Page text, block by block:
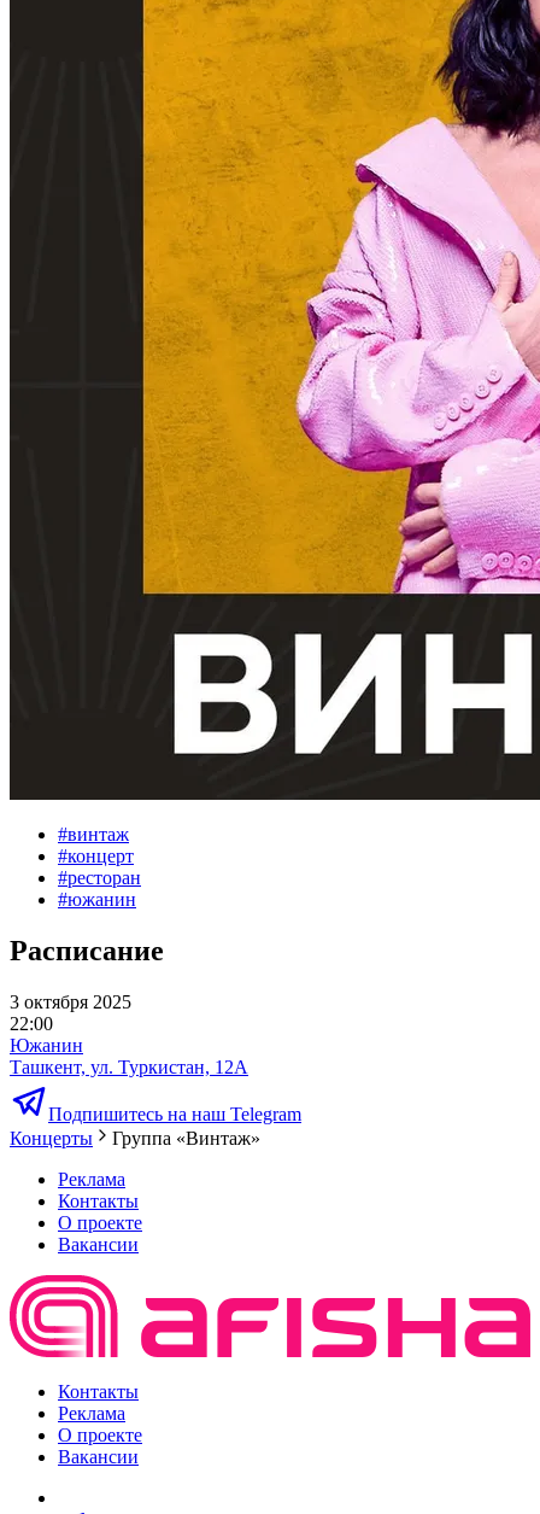
#винтаж
#концерт
#ресторан
#южанин
Расписание
3 октября 2025
22:00
Южанин
Ташкент, ул. Туркистан, 12А
Подпишитесь на наш Telegram
Концерты
Группа «Винтаж»
Реклама
Контакты
О проекте
Вакансии
Контакты
Реклама
О проекте
Вакансии